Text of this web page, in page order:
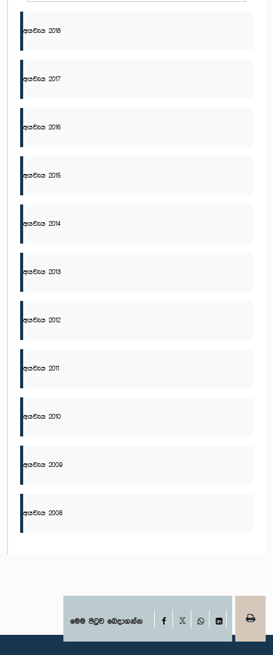
අයවැය 2018
අයවැය 2017
අයවැය 2016
අයවැය 2015
අයවැය 2014
අයවැය 2013
අයවැය 2012
අයවැය 2011
අයවැය 2010
අයවැය 2009
අයවැය 2008
මෙම පිටුව බෙදාගන්න Facebook
WhatsAppLinkedIn